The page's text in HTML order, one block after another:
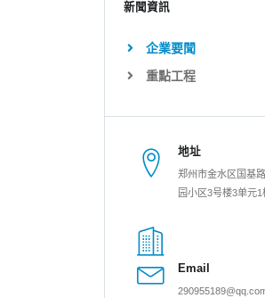
新聞資訊
企業要聞
重點工程
地址
郑州市金水区国基
园小区3号楼3单元1
Email